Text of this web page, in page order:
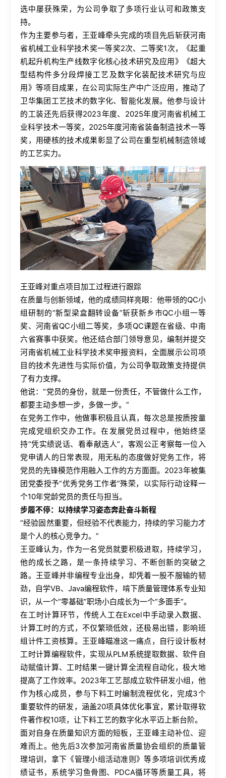
选中屡获殊荣，为公司争取了多项行业认可和政策支
持。
作为主要参与者，王亚峰牵头完成的项目先后斩获河南
省机械工业科学技术奖一等奖2次、二等奖1次，《起重
机起升机构生产线数字化核心技术研究及应用》《超大
型结构件多分段焊接工艺及数字化装配技术研究与应
用》等项目成果，在公司实际生产中广泛应用，推动了
卫华集团工艺技术的数字化、智能化发展。他参与设计
的工装还先后获得2023年度、2025年度河南省机械工
业科学技术一等奖，2025年度河南省装备制造技术一等
奖，用硬核的技术成果彰显了公司在重型机械制造领域
的工艺实力。
王亚峰对重点项目加工过程进行跟踪
在质量与创新领域，他的成绩同样亮眼：他带领的QC小
组研制的“新型梁盒翻转设备”斩获新乡市QC小组一等
奖、河南省QC小组二等奖，多项QC课题在省级、中南
六省赛事中获奖。他还结合部门领导意见，编制并提交
河南省机械工业科学技术奖申报资料，全面展示公司项
目的技术先进性与实际价值，为公司争取政策支持提供
了有力支撑。
他说：“党员的身份，就是一份责任，不管做什么工作，
都要主动多想一步，多做一步。”
在党务工作中，他做事积极且认真，每次总是按质按量
完成党组织交办工作。在发展党员过程中，他始终坚
持“凭实绩说话、看奉献选人”，客观公正考察每一位入
党申请人的日常表现，用无私的态度做好党务工作，将
党员的先锋模范作用融入工作的方方面面。2023年被集
团党委授予“优秀党务工作者”殊荣，以实际行动诠释一
个10年党龄党员的责任与担当。
步履不停：以持续学习姿态奔赴奋斗新程
“经验固然重要，但经验不代表能力，持续的学习能力才
是个人的核心竞争力。”
王亚峰认为，作为一名党员就要积极进取，持续学习，
他的成长之路，是一条持续学习、不断创新的突破之
路。王亚峰并非编程专业出身，却凭着一股不服输的韧
劲，自学VB、Java编程软件，啃下质量管理体系专业知
识，从一个“零基础”职场小白成长为一个“多面手”。
在工时计算环节，传统人工在Excel中手动录入数据、
计算工时的方式，不仅繁琐低效，还极易出错，影响班
组计件工资核算。王亚峰瞄准这一痛点，自行设计板材
工时计算编程软件，实现从PLM系统提取数据、软件自
动赋值计算、工时结果一键计算全流程自动化，极大地
提高了工作效率。2023年工艺部成立软件研发小组，他
作为核心成员，参与下料工时编制流程优化，完成3个
重要软件的研发，涵盖20项具体优化事宜，累计取得软
件著作权10项，让下料工艺的数字化水平迈上新台阶。
面对自身在质量知识方面的短板，王亚峰主动补位、迎
难而上。他先后3次参加河南省质量协会组织的质量管
理培训，拿下《管理小组活动准则》等多项培训优秀成
绩证书，系统学习鱼骨图、PDCA循环等质量工具，将